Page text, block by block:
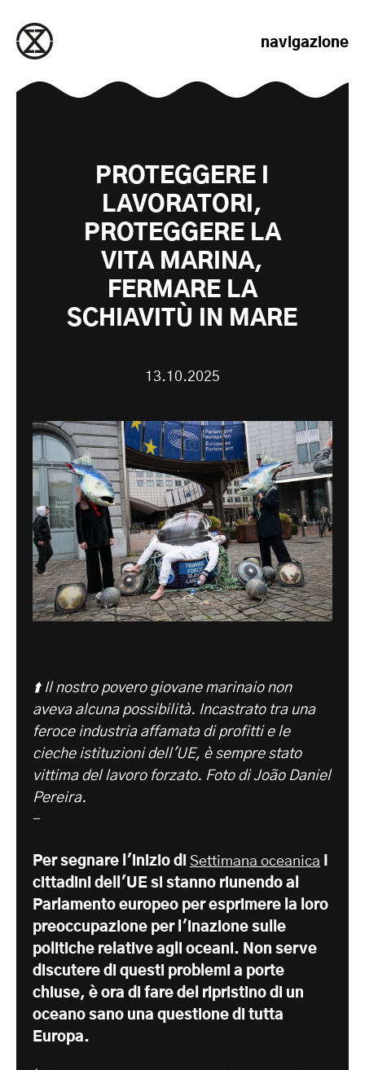
navigazione
PROTEGGERE I
LAVORATORI,
PROTEGGERE LA
VITA MARINA,
FERMARE LA
SCHIAVITÙ IN MARE
13.10.2025
⬆️ Il nostro povero giovane marinaio non
aveva alcuna possibilità. Incastrato tra una
feroce industria affamata di profitti e le
cieche istituzioni dell'UE, è sempre stato
vittima del lavoro forzato. Foto di João Daniel
Pereira.
-
Per segnare l'inizio di Settimana oceanica
cittadini dell'UE si stanno riunendo al
Parlamento europeo per esprimere la loro
preoccupazione per l'inazione sulle
politiche relative agli oceani. Non serve
discutere di questi problemi a porte
chiuse, è ora di fare del ripristino di un
oceano sano una questione di tutta
Europa.